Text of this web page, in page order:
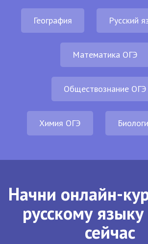
География Русский
Математика ОГЭ
Обществознание ОГЭ
Химия ОГЭ
Начни онлайн-
русскому
сейчас